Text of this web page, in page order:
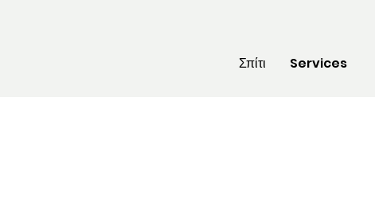
Σπίτι Services